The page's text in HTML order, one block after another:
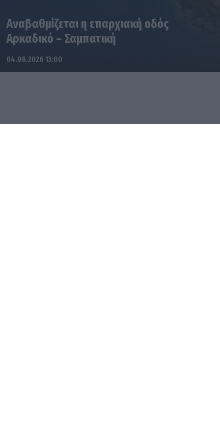
Αναβαθμίζεται η επαρχιακή οδός
Αρκαδικό – Σαμπατική
04.08.2026 13:00